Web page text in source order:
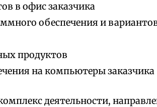
в офис заказчика
обеспечения и
продуктов
на компьютеры заказчика
деятельности,